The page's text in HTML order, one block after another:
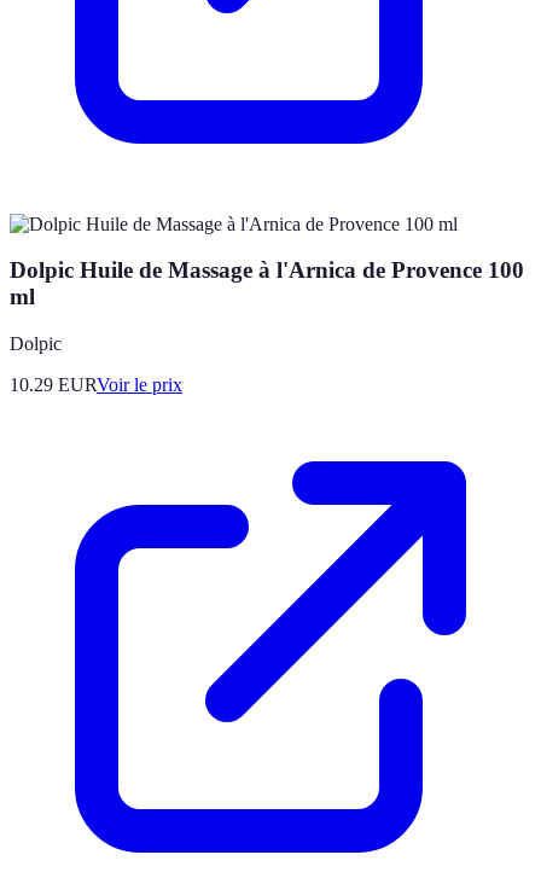
Dolpic Huile de Massage à l'Arnica de Provence 100
ml
Dolpic
10.29 EURVoir le prix